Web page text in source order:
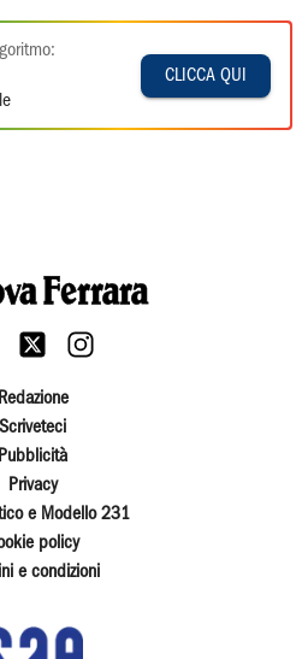
CLICCA QUI
Redazione
Scriveteci
Pubblicità
Privacy
e Modello 231
policy
e condizioni